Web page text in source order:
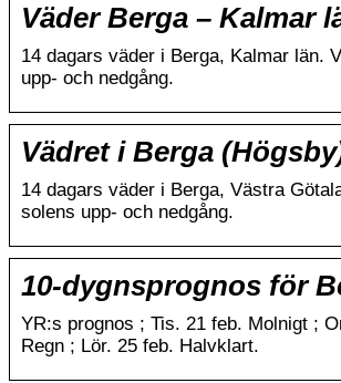
Väder Berga – Kalmar
14 dagars väder i Berga, Kalmar län.
upp- och nedgång.
Vädret i Berga
14 dagars väder i Berga, Västra
solens upp- och nedgång.
10-dygnsprognos för
YR:s prognos ; Tis. 21 feb. Molnigt ;
Regn ; Lör. 25 feb. Halvklart.